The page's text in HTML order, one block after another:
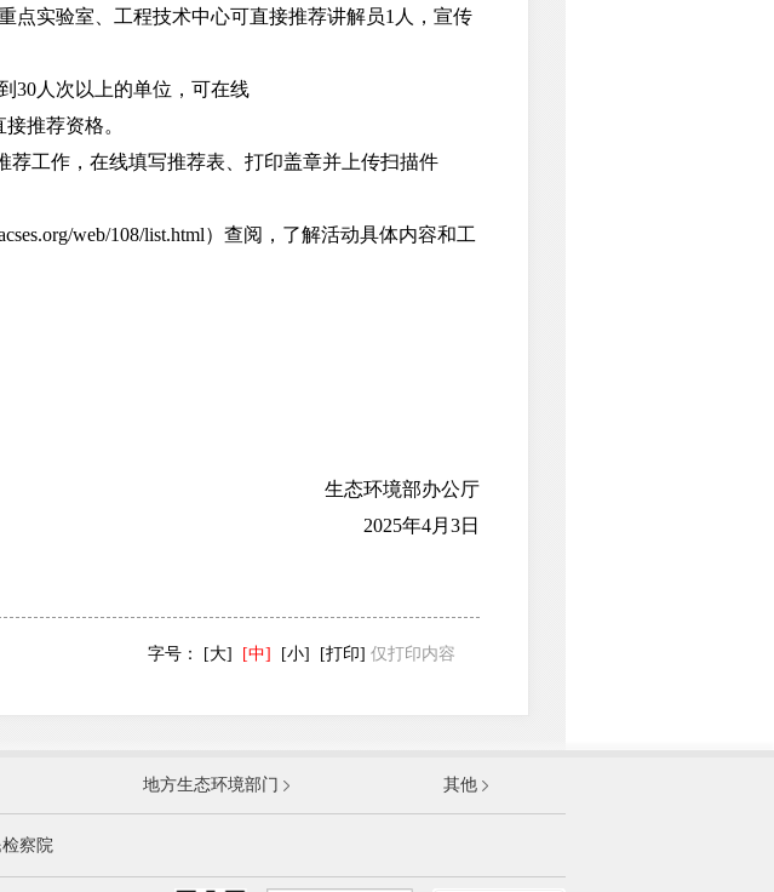
实验室、工程技术中心可直接推荐讲解员1人，宣传
人次以上的单位，可在线
推荐资格。
工作，在线填写推荐表、打印盖章并上传扫描件
web/108/list.html）查阅，了解活动具体内容和工
生态环境部办公厅
2025年4月3日
字号： [大] [中] [小] [打印] 仅打印内容
国家发展和改革委员会
人力资源和社会保障部
地方生态环境部门 其他
察院